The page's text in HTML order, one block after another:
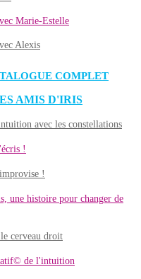
Marie-Estelle
Alexis
COMPLET
AMIS D'IRIS
avec les constellations
!
!
une histoire pour changer de
cerveau droit
de l'intuition